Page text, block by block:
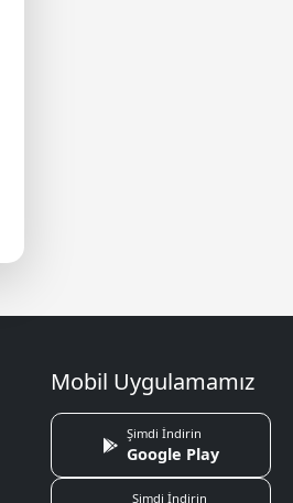
Mobil Uygulamamız
Şimdi İndirin
Google Play
Şimdi İndirin